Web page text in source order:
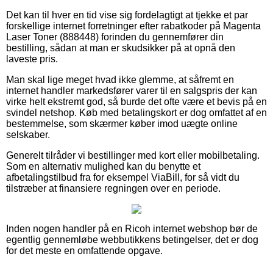
Det kan til hver en tid vise sig fordelagtigt at tjekke et par
forskellige internet forretninger efter rabatkoder på Magenta
Laser Toner (888448) forinden du gennemfører din
bestilling, sådan at man er skudsikker på at opnå den
laveste pris.
Man skal lige meget hvad ikke glemme, at såfremt en
internet handler markedsfører varer til en salgspris der kan
virke helt ekstremt god, så burde det ofte være et bevis på en
svindel netshop. Køb med betalingskort er dog omfattet af en
bestemmelse, som skærmer køber imod uægte online
selskaber.
Generelt tilråder vi bestillinger med kort eller mobilbetaling.
Som en alternativ mulighed kan du benytte et
afbetalingstilbud fra for eksempel ViaBill, for så vidt du
tilstræber at finansiere regningen over en periode.
Inden nogen handler på en Ricoh internet webshop bør de
egentlig gennemløbe webbutikkens betingelser, det er dog
for det meste en omfattende opgave.